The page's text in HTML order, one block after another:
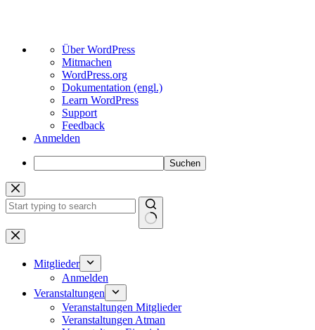
Über
WordPress
Über WordPress
Mitmachen
WordPress.org
Dokumentation (engl.)
Learn WordPress
Support
Feedback
Anmelden
Suchen
Zum
Inhalt
springen
Keine
Ergebnisse
Mitglieder
Anmelden
Veranstaltungen
Veranstaltungen Mitglieder
Veranstaltungen Atman